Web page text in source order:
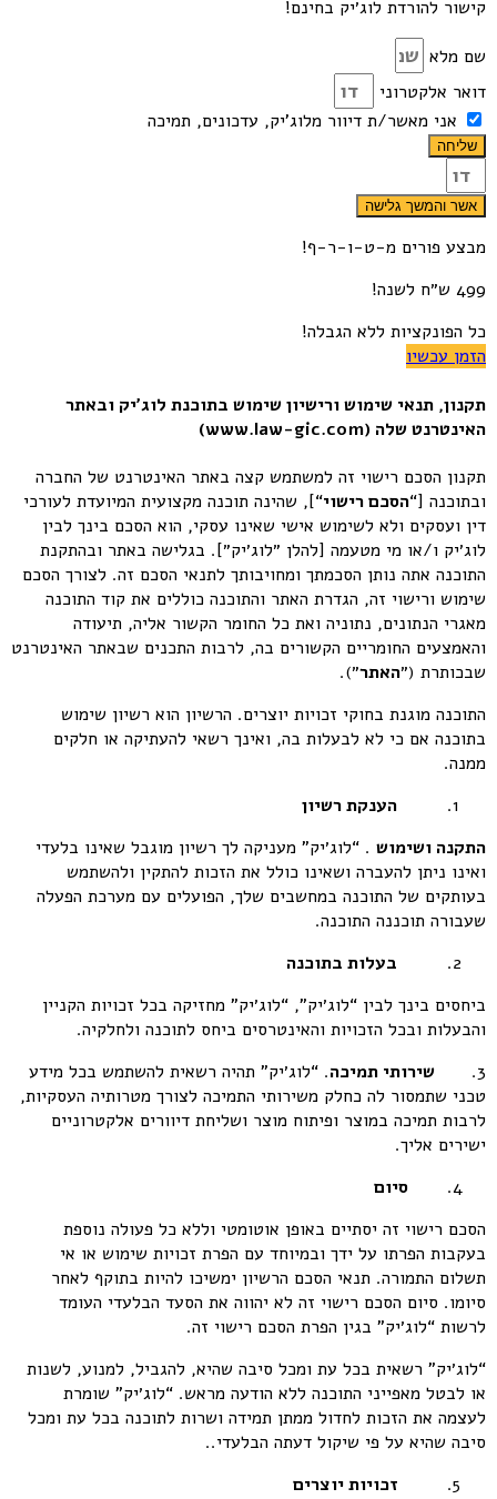
קישור להורדת לוג׳יק בחינם!
שם מלא
דואר אלקטרוני
אני מאשר/ת דיוור מלוג'יק, עדכונים, תמיכה
שליחה
אשר והמשך גלישה
מבצע פורים מ-ט-ו-ר-ף!
499 ש״ח לשנה!
כל הפונקציות ללא הגבלה!
הזמן עכשיו
תקנון, תנאי שימוש ורישיון שימוש בתוכנת לוג׳יק ובאתר
האינטרנט שלה (www.law-gic.com)
תקנון הסכם רישוי זה למשתמש קצה באתר האינטרנט של החברה
ובתוכנה [“הסכם רישוי“], שהינה תוכנה מקצועית המיועדת לעורכי
דין ועסקים ולא לשימוש אישי שאינו עסקי, הוא הסכם בינך לבין
לוג׳יק ו/או מי מטעמה [להלן ״לוג׳יק״]. בגלישה באתר ובהתקנת
התוכנה אתה נותן הסכמתך ומחויבותך לתנאי הסכם זה. לצורך הסכם
שימוש ורישוי זה, הגדרת האתר והתוכנה כוללים את קוד התוכנה
מאגרי הנתונים, נתוניה ואת כל החומר הקשור אליה, תיעודה
והאמצעים החומריים הקשורים בה, לרבות התכנים שבאתר האינטרנט
שבכותרת (״האתר״).
התוכנה מוגנת בחוקי זכויות יוצרים. הרשיון הוא רשיון שימוש
בתוכנה אם כי לא לבעלות בה, ואינך רשאי להעתיקה או חלקים
ממנה.
הענקת רשיון
התקנה ושימוש . “לוג׳יק” מעניקה לך רשיון מוגבל שאינו בלעדי
ואינו ניתן להעברה ושאינו כולל את הזכות להתקין ולהשתמש
בעותקים של התוכנה במחשבים שלך, הפועלים עם מערכת הפעלה
שעבורה תוכננה התוכנה.
בעלות בתוכנה
ביחסים בינך לבין “לוג׳יק”, “לוג׳יק” מחזיקה בכל זכויות הקניין
והבעלות ובכל הזכויות והאינטרסים ביחס לתוכנה ולחלקיה.
3.
שירותי תמיכה. “לוג׳יק” תהיה רשאית להשתמש בכל מידע
טכני שתמסור לה כחלק משירותי התמיכה לצורך מטרותיה העסקיות,
לרבות תמיכה במוצר ופיתוח מוצר ושליחת דיוורים אלקטרוניים
ישירים אליך.
סיום
הסכם רישוי זה יסתיים באופן אוטומטי וללא כל פעולה נוספת
בעקבות הפרתו על ידך ובמיוחד עם הפרת זכויות שימוש או אי
תשלום התמורה. תנאי הסכם הרשיון ימשיכו להיות בתוקף לאחר
סיומו. סיום הסכם רישוי זה לא יהווה את הסעד הבלעדי העומד
לרשות “לוג׳יק” בגין הפרת הסכם רישוי זה.
“לוג׳יק” רשאית בכל עת ומכל סיבה שהיא, להגביל, למנוע, לשנות
או לבטל מאפייני התוכנה ללא הודעה מראש. “לוג׳יק” שומרת
לעצמה את הזכות לחדול ממתן תמידה ושרות לתוכנה בכל עת ומכל
סיבה שהיא על פי שיקול דעתה הבלעדי..
זכויות יוצרים